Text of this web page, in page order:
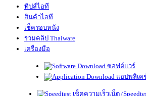
ทิปส์ไอที
สินค้าไอที
เช็ครอบหนัง
รวมคลิป Thaiware
เครื่องมือ
ซอฟต์แวร์
แอปพลิเ
เช็คความเร็วเน็ต